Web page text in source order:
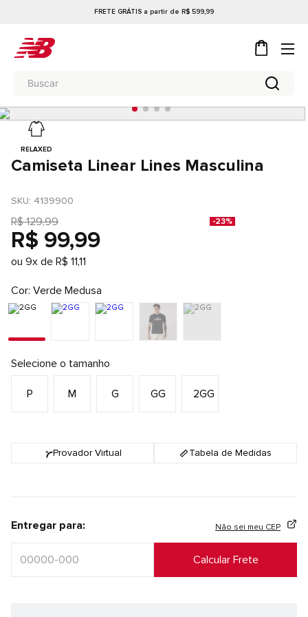
FRETE GRÁTIS a partir de R$ 599,99
RELAXED
Camiseta Linear Lines Masculina
SKU: 4139900
R$ 129,99 -23%
R$ 99,99
ou 9x de R$ 11,11
Cor Verde Medusa
Selecione o tamanho
2GG
G GG
M
P
Provador Virtual Tabela de Medidas
Entregar para: Não sei meu CEP